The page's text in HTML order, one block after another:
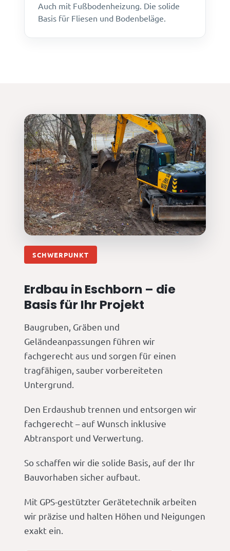
Auch mit Fußbodenheizung. Die solide
Basis für Fliesen und Bodenbeläge.
SCHWERPUNKT
Erdbau in Eschborn – die
Basis für Ihr Projekt
Baugruben, Gräben und
Geländeanpassungen führen wir
fachgerecht aus und sorgen für einen
tragfähigen, sauber vorbereiteten
Untergrund.
Den Erdaushub trennen und entsorgen wir
fachgerecht – auf Wunsch inklusive
Abtransport und Verwertung.
So schaffen wir die solide Basis, auf der Ihr
Bauvorhaben sicher aufbaut.
Mit GPS-gestützter Gerätetechnik arbeiten
wir präzise und halten Höhen und Neigungen
exakt ein.